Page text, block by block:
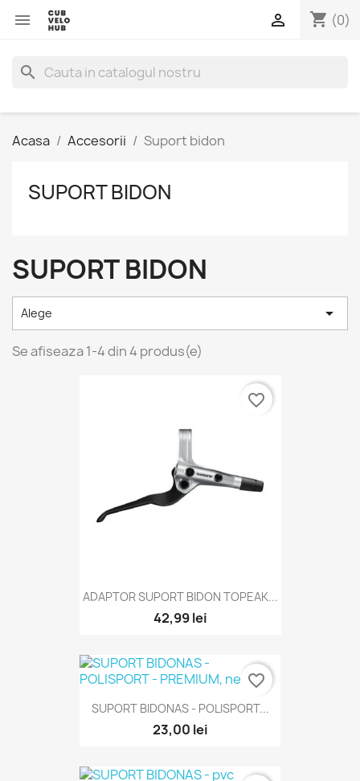
 shopping_cart (0)

search
Acasa Accesorii Suport bidon
SUPORT BIDON
SUPORT BIDON
Alege 
Se afiseaza 1-4 din 4 produs(e)
ADAPTOR SUPORT BIDON TOPEAK...
42,99 lei
favorite_border
SUPORT BIDONAS - POLISPORT...
23,00 lei
favorite_border